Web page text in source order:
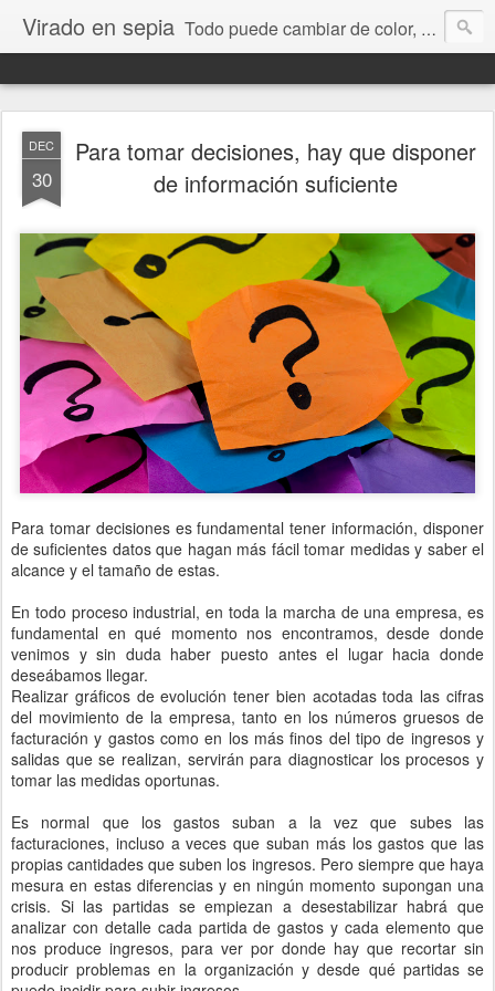
Virado en sepia Todo puede cambiar de color, depende de nosotros y de nuestra capacidad para aprender a mirar. Hablamos de sociedad, economía, empresa, política, RRHH, formación. De Historia reciente, de educación y de temas sociales.
DEC
30
Para tomar decisiones, hay que disponer
de información suficiente
Para tomar decisiones es fundamental tener información, disponer
de suficientes datos que hagan más fácil tomar medidas y saber el
alcance y el tamaño de estas.
En todo proceso industrial, en toda la marcha de una empresa, es
fundamental en qué momento nos encontramos, desde donde
venimos y sin duda haber puesto antes el lugar hacia donde
deseábamos llegar.
Realizar gráficos de evolución tener bien acotadas toda las cifras
del movimiento de la empresa, tanto en los números gruesos de
facturación y gastos como en los más finos del tipo de ingresos y
salidas que se realizan, servirán para diagnosticar los procesos y
tomar las medidas oportunas.
Es normal que los gastos suban a la vez que subes las
facturaciones, incluso a veces que suban más los gastos que las
propias cantidades que suben los ingresos. Pero siempre que haya
mesura en estas diferencias y en ningún momento supongan una
crisis. Si las partidas se empiezan a desestabilizar habrá que
analizar con detalle cada partida de gastos y cada elemento que
nos produce ingresos, para ver por donde hay que recortar sin
producir problemas en la organización y desde qué partidas se